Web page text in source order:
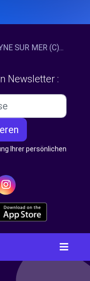
SUR MER (C)...
Newsletter :
Ihrer persönlichen